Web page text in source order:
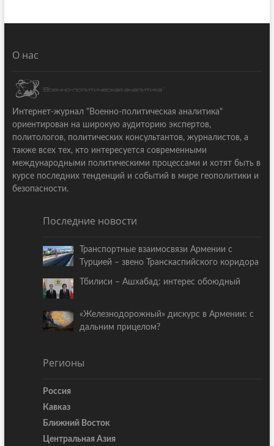
О нас
Интернет-журнал "Военно-политическая аналитика"
ориентирован на широкую аудиторию экспертов,
политологов, политических консультантов, журналистов, а
также всех тех, кто интересуется современными
международными политическими процессами и хотят быть в
курсе последних тенденций и событий в мире геополитики и
безопасности.
Последние новости
Транспортные взаимосвязи Армении с
Турцией – звено Транскаспийского коридора
Тбилиси – Ашхабад: интерес обоюдный
«Железнодорожный» дискурс в Армении: с
дальним прицелом?
Регионы
Россия
Кавказ
Ближний Восток
Центральная Азия